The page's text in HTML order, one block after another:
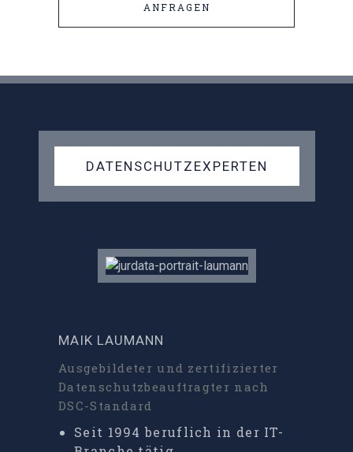
ANFRAGEN
DATENSCHUTZEXPERTEN
MAIK LAUMANN
Ausgebildeter und zertifizierter
Datenschutzbeauftragter nach
DSC-Standard
Seit 1994 beruflich in der IT-